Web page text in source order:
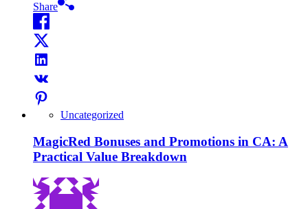
Share
Uncategorized
MagicRed Bonuses and Promotions in CA: A
Practical Value Breakdown